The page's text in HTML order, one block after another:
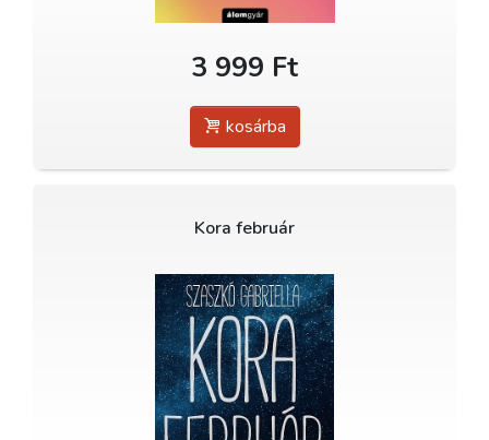
3 999 Ft
kosárba
Kora február